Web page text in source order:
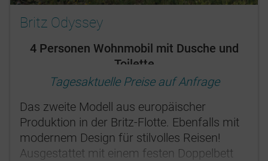
Britz Odyssey
4 Personen Wohnmobil mit Dusche und
Toilette
Tagesaktuelle Preise auf Anfrage
Das zweite Modell aus europäischer
Produktion in der Britz-Flotte. Ebenfalls mit
modernem Design für stilvolles Reisen!
Ausgestattet mit einem festen Doppelbett